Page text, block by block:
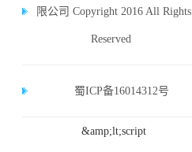
限公司 Copyright 2016 All Rights
Reserved
蜀ICP备16014312号
&amp;lt;script